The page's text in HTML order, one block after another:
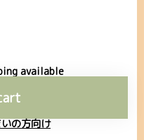
available
の方向け